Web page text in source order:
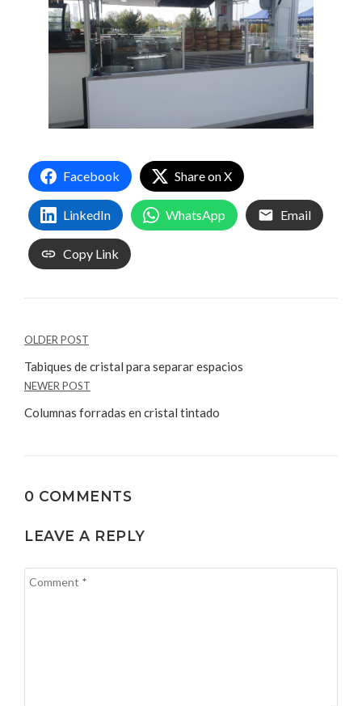
Facebook Share on X
LinkedIn WhatsApp Email
Copy Link
OLDER POST
Tabiques de cristal para separar espacios
NEWER POST
Columnas forradas en cristal tintado
0 COMMENTS
LEAVE A REPLY